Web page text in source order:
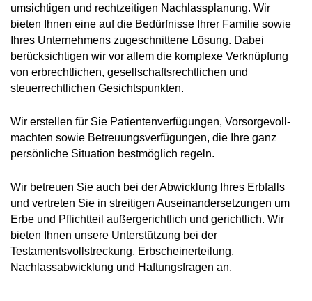
umsichtigen und rechtzeitigen Nachlassplanung. Wir
bieten Ihnen eine auf die Bedürfnisse Ihrer Familie sowie
Ihres Unternehmens zugeschnittene Lösung. Dabei
berücksichtigen wir vor allem die komplexe Verknüpfung
von erbrechtlichen, gesellschaftsrechtlichen und
steuerrechtlichen Gesichtspunkten.
Wir erstellen für Sie Patientenverfügungen, Vorsorgevoll-
machten sowie Betreuungsverfügungen, die Ihre ganz
persönliche Situation bestmöglich regeln.
Wir betreuen Sie auch bei der Abwicklung Ihres Erbfalls
und vertreten Sie in streitigen Auseinandersetzungen um
Erbe und Pflichtteil außergerichtlich und gerichtlich. Wir
bieten Ihnen unsere Unterstützung bei der
Testamentsvollstreckung, Erbscheinerteilung,
Nachlassabwicklung und Haftungsfragen an.